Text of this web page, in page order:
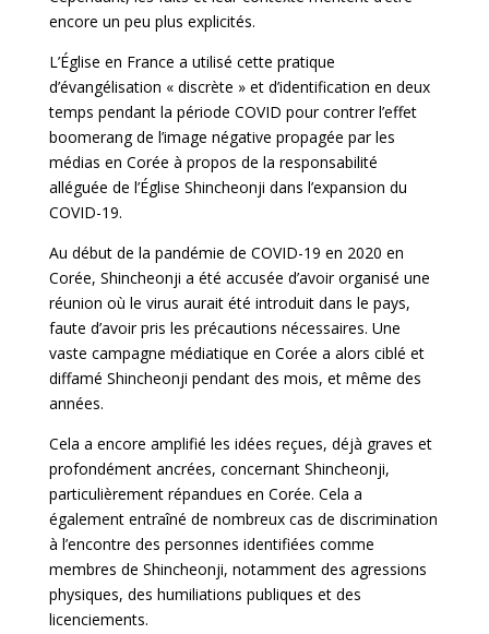
encore un peu plus explicités.
L’Église en France a utilisé cette pratique
d’évangélisation « discrète » et d’identification en deux
temps pendant la période COVID pour contrer l’effet
boomerang de l’image négative propagée par les
médias en Corée à propos de la responsabilité
alléguée de l’Église Shincheonji dans l’expansion du
COVID-19.
Au début de la pandémie de COVID-19 en 2020 en
Corée, Shincheonji a été accusée d’avoir organisé une
réunion où le virus aurait été introduit dans le pays,
faute d’avoir pris les précautions nécessaires. Une
vaste campagne médiatique en Corée a alors ciblé et
diffamé Shincheonji pendant des mois, et même des
années.
Cela a encore amplifié les idées reçues, déjà graves et
profondément ancrées, concernant Shincheonji,
particulièrement répandues en Corée. Cela a
également entraîné de nombreux cas de discrimination
à l’encontre des personnes identifiées comme
membres de Shincheonji, notamment des agressions
physiques, des humiliations publiques et des
licenciements.